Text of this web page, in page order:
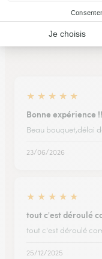
Ils ont fait
★ ★ ★ ★ ★
Bonne expérience
Beau bouquet,délai
23/06/2026
★ ★ ★ ★ ★
tout c'est déroulé
tout c'est déroulé
25/12/2025